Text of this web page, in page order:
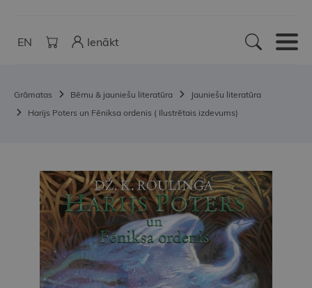
EN Ienākt
Grāmatas Bērnu & jauniešu literatūra
Jauniešu literatūra
Harijs Poters un Fēniksa ordenis ( Ilustrētais izdevums)